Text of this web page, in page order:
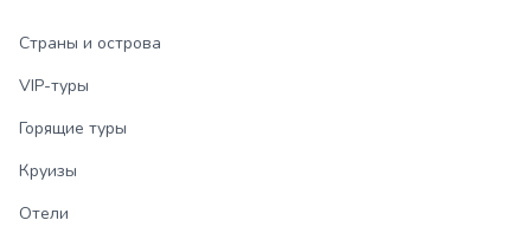
Страны и острова
VIP-туры
Горящие туры
Круизы
Отели